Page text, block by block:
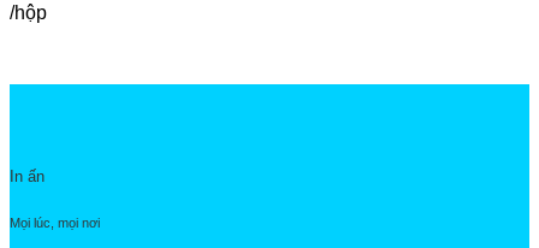
/hộp
In ấn
Mọi lúc, mọi nơi